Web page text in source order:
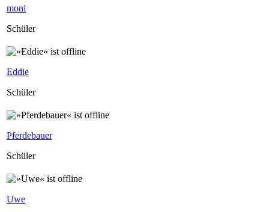
moni
Schüler
Eddie
Schüler
Pferdebauer
Schüler
Uwe